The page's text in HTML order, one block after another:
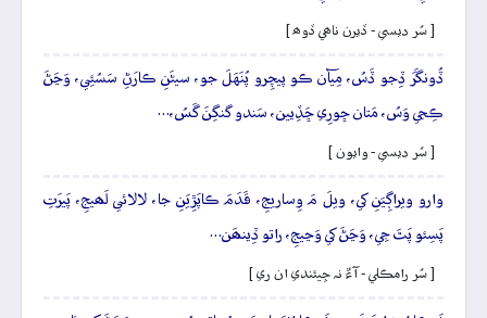
[ سُر ديسي - ڏيرن ناھي ڏوھ ]
ڏُونگَرَ ڏِجو ڏَسُ، مِيآن ڪو پيچِرو پُنَهَلَ جو، سيڻَنِ ڪارَڻِ سَسُئِي، وَڃَڻَ
ڪِجي وَسُ، مَتان ڇورِي ڇَڏِيين، سَندو گنگِنَ گَسُ،…
[ سُر ديسي - وايون ]
وارو ويراڳِيَنِ کي، ويلَ مَ وِساريجِ، قَدَمَ ڪاپَڙِيَنِ جا، لالائي لَھيجِ، پَيرَتِ
پَسِئو پَٿَ جِي، وَڃَڻَ کي وَڃيجِ، راتو ڏِينھَن…
[ سُر رامڪلي - آءٌ نہ جِيئندي ان ري ]